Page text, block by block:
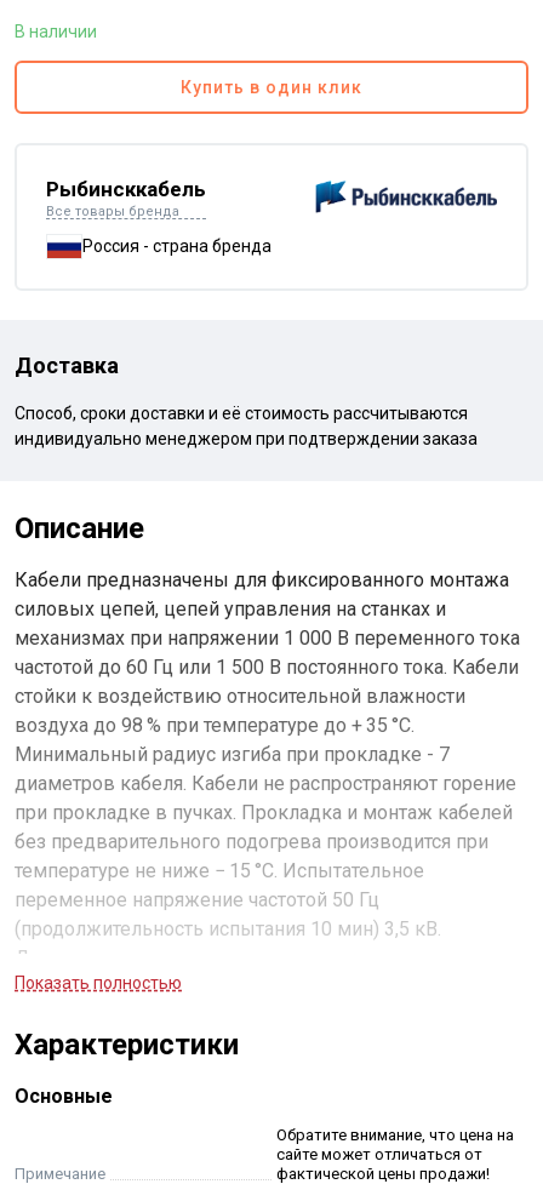
В наличии
Купить в один клик
Рыбинсккабель
Все товары бренда
Россия - страна бренда
Доставка
Способ, сроки доставки и её стоимость рассчитываются
индивидуально менеджером при подтверждении заказа
Описание
Кабели предназначены для фиксированного монтажа
силовых цепей, цепей управления на станках и
механизмах при напряжении 1 000 В переменного тока
частотой до 60 Гц или 1 500 В постоянного тока. Кабели
стойки к воздействию относительной влажности
воздуха до 98 % при температуре до + 35 °С.
Минимальный радиус изгиба при прокладке - 7
диаметров кабеля. Кабели не распространяют горение
при прокладке в пучках. Прокладка и монтаж кабелей
без предварительного подогрева производится при
температуре не ниже − 15 °С. Испытательное
переменное напряжение частотой 50 Гц
(продолжительность испытания 10 мин) 3,5 кВ.
Длительно допустимая температура нагрева жил
кабелей при эксплуатации + 70 °С. Строительная длина
Показать полностью
Характеристики
Основные
Примечание
Обратите внимание, что цена на
сайте может отличаться от
фактической цены продажи!